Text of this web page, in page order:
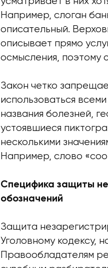
Например, слоган
описательный.
описывает прямо
осмысления, поэтому
Закон четко
использоваться
названия болезней,
устоявшиеся
несколькими
Например, слово
Специфика защиты
обозначений
Защита
Уголовному кодексу,
Правообладателям